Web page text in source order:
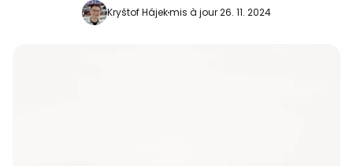
Kryštof Hájekmis à jour 26. 11. 2024